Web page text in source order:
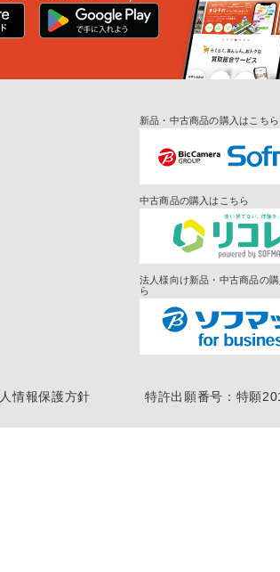
新品・中古商品の購入はこちら
中古商品の購入はこちら
法人様向け新品・中古商品の
ら
情報保護方針 特許出願番号：特願